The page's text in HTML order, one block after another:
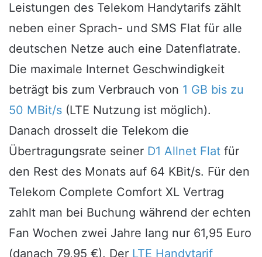
Leistungen des Telekom Handytarifs zählt
neben einer Sprach- und SMS Flat für alle
deutschen Netze auch eine Datenflatrate.
Die maximale Internet Geschwindigkeit
beträgt bis zum Verbrauch von 1 GB bis zu
50 MBit/s (LTE Nutzung ist möglich).
Danach drosselt die Telekom die
Übertragungsrate seiner D1 Allnet Flat für
den Rest des Monats auf 64 KBit/s. Für den
Telekom Complete Comfort XL Vertrag
zahlt man bei Buchung während der echten
Fan Wochen zwei Jahre lang nur 61,95 Euro
(danach 79,95 €). Der LTE Handytarif